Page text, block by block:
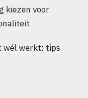
kiezen voor
wél werkt: tips